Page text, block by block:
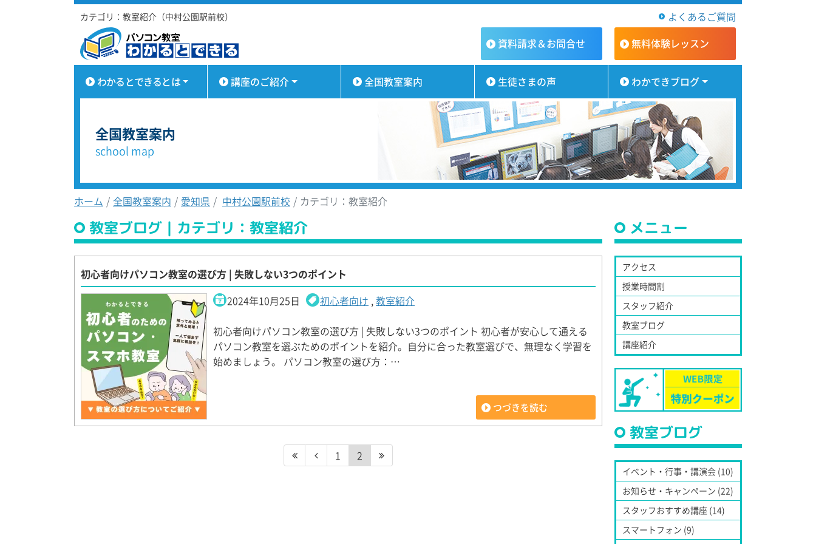
カテゴリ：教室紹介（中村公園駅前校）
よくあるご質問
資料請求＆お問合せ 無料体験レッスン
わかるとできるとは 講座のご紹介 全国教室案内 生徒さまの声 わかできブログ
全国教室案内
school map
ホーム 全国教室案内 愛知県 中村公園駅前校 カテゴリ：教室紹介
教室ブログ｜カテゴリ：教室紹介
初心者向けパソコン教室の選び方 | 失敗しない3つのポイント
2024年10月25日
初心者向け ,教室紹介
初心者向けパソコン教室の選び方 | 失敗しない3つのポイント 初心者が安心して通える
パソコン教室を選ぶためのポイントを紹介。自分に合った教室選びで、無理なく学習を
始めましょう。 パソコン教室の選び方：…
つづきを読む
1 2
メニュー
アクセス
授業時間割
スタッフ紹介
教室ブログ
講座紹介
教室ブログ
イベント・行事・講演会 (10)
お知らせ・キャンペーン (22)
スタッフおすすめ講座 (14)
スマートフォン (9)